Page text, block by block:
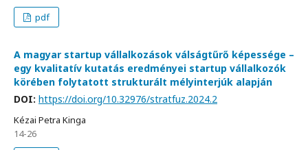
pdf
A magyar startup vállalkozások válságtűrő képessége –
egy kvalitatív kutatás eredményei startup vállalkozók
körében folytatott strukturált mélyinterjúk alapján
DOI: https://doi.org/10.32976/stratfuz.2024.2
Kézai Petra Kinga
14-26